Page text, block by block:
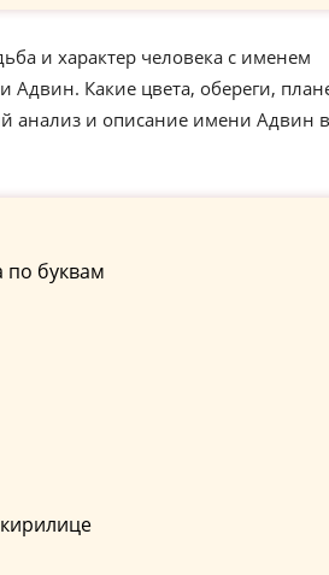
и характер человека с именем
Какие цвета, обереги,
анализ и описание имени Адвин
буквам